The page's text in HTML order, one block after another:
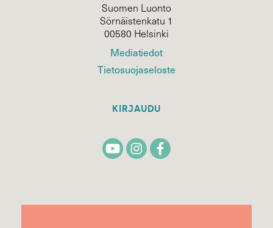
Suomen Luonto
Sörnäistenkatu 1
00580 Helsinki
Mediatiedot
Tietosuojaseloste
KIRJAUDU